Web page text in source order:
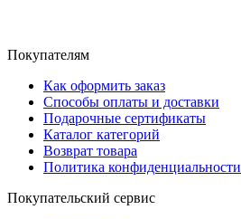
Покупателям
Как оформить заказ
Способы оплаты и доставки
Подарочные сертификаты
Каталог категорий
Возврат товара
Политика конфиденциальности
Покупательский сервис